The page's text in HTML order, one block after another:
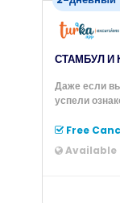
СТАМБУЛ И
Даже если
успели
Free
Available